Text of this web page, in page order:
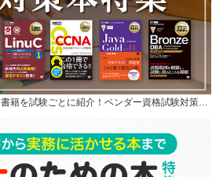
籍を試験ごとに紹介！ベンダー資格試験対策…